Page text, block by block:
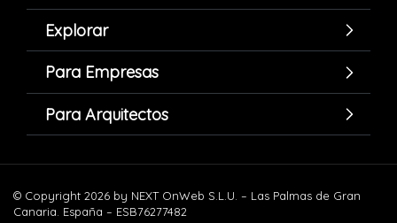
Explorar
Para Empresas
Para Arquitectos
© Copyright 2026 by NEXT OnWeb S.L.U. – Las Palmas de Gran
Canaria. España – ESB76277482